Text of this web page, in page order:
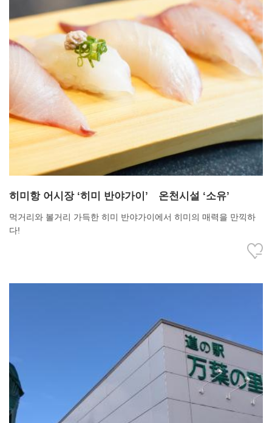
히미항 어시장 ‘히미 반야가이’ 온천시설 ‘소유’
먹거리와 볼거리 가득한 히미 반야가이에서 히미의 매력을 만끽하
다!